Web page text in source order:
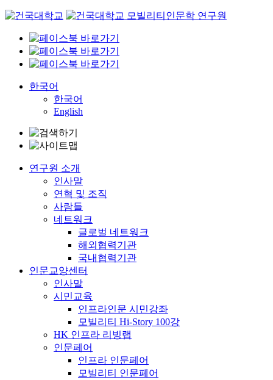
Skip
content
한국어
한국어
English
연구원 소개
인사말
연혁 및 조직
사람들
네트워크
글로벌 네트워크
해외협력기관
국내협력기관
인문교양센터
인사말
시민교육
인프라인문 시민강좌
모빌리티 Hi-Story 100강
HK 인프라 리빙랩
인문페어
인프라 인문페어
모빌리티 인문페어